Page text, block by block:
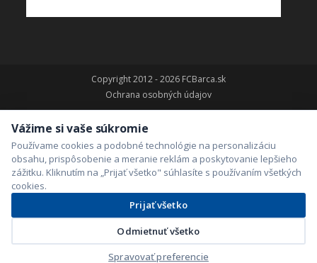
Copyright 2012 - 2026 FCBarca.sk
Ochrana osobných údajov
Vážime si vaše súkromie
Používame cookies a podobné technológie na personalizáciu
obsahu, prispôsobenie a meranie reklám a poskytovanie lepšieho
zážitku. Kliknutím na „Prijať všetko" súhlasíte s používaním všetkých
cookies.
Prijať všetko
Odmietnuť všetko
Spravovať preferencie